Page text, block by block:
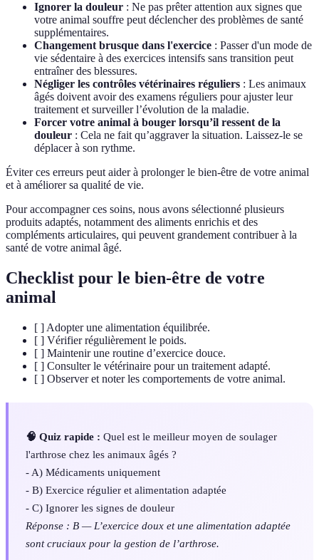
Ignorer la douleur : Ne pas prêter attention aux signes que
votre animal souffre peut déclencher des problèmes de santé
supplémentaires.
Changement brusque dans l'exercice : Passer d'un mode de
vie sédentaire à des exercices intensifs sans transition peut
entraîner des blessures.
Négliger les contrôles vétérinaires réguliers : Les animaux
âgés doivent avoir des examens réguliers pour ajuster leur
traitement et surveiller l’évolution de la maladie.
Forcer votre animal à bouger lorsqu’il ressent de la
douleur : Cela ne fait qu’aggraver la situation. Laissez-le se
déplacer à son rythme.
Éviter ces erreurs peut aider à prolonger le bien-être de votre animal
et à améliorer sa qualité de vie.
Pour accompagner ces soins, nous avons sélectionné plusieurs
produits adaptés, notamment des aliments enrichis et des
compléments articulaires, qui peuvent grandement contribuer à la
santé de votre animal âgé.
Checklist pour le bien-être de votre
animal
[ ] Adopter une alimentation équilibrée.
[ ] Vérifier régulièrement le poids.
[ ] Maintenir une routine d’exercice douce.
[ ] Consulter le vétérinaire pour un traitement adapté.
[ ] Observer et noter les comportements de votre animal.
🧠 Quiz rapide : Quel est le meilleur moyen de soulager
l'arthrose chez les animaux âgés ?
- A) Médicaments uniquement
- B) Exercice régulier et alimentation adaptée
- C) Ignorer les signes de douleur
Réponse : B — L’exercice doux et une alimentation adaptée
sont cruciaux pour la gestion de l’arthrose.